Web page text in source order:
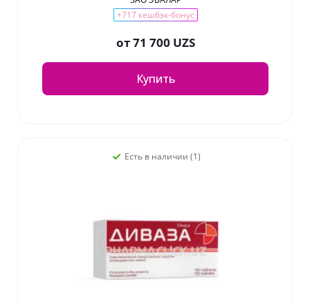
+717 кешбэк-бонус
от71 700 UZS
Купить
Есть в наличии (1)